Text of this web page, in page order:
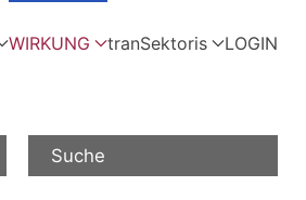
WIRKUNG tranSektoris LOGIN
Suche